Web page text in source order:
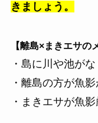
きましょう。
【離島×まきエサの
・島に川や池が
・離島の方が魚
・まきエサが魚